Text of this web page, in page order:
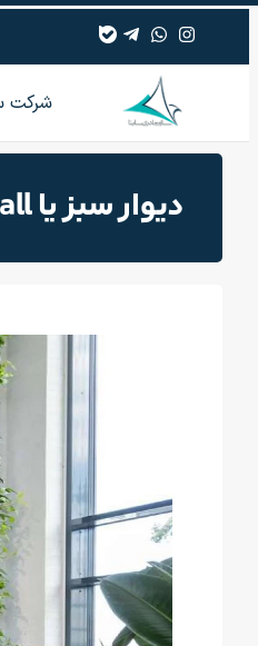
شرکت
دیوار سبز یا Green wall چیست؟